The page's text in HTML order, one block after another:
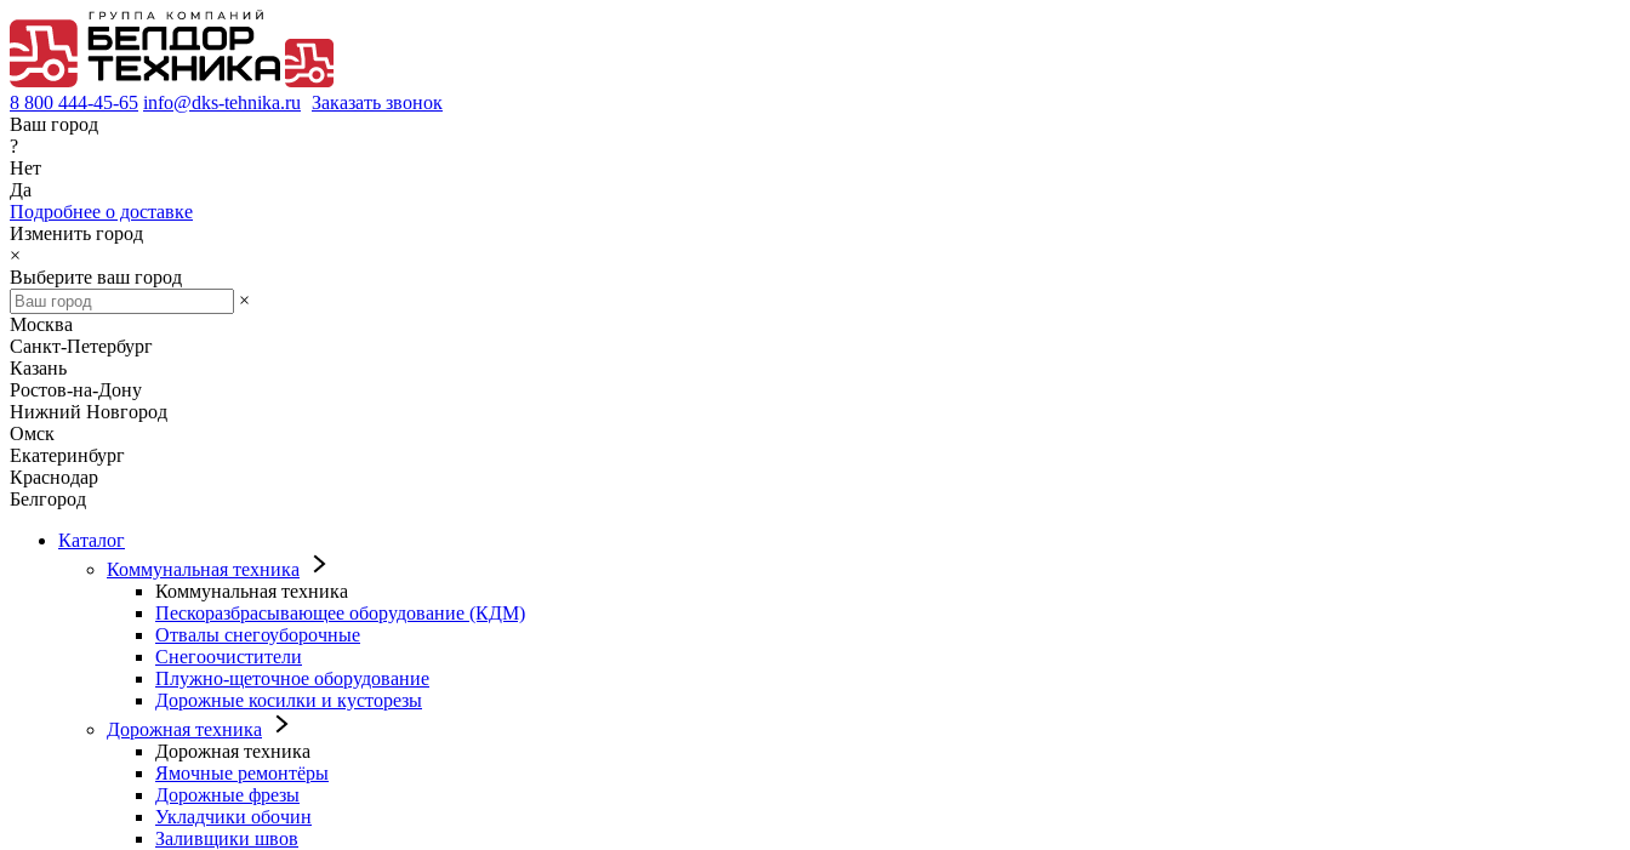
8 800 444-45-65 info@dks-tehnika.ru Заказать звонок
Ваш город
?
Нет
Да
Подробнее о доставке
Изменить город
×
Выберите ваш город
×
Москва
Санкт-Петербург
Казань
Ростов-на-Дону
Нижний Новгород
Омск
Екатеринбург
Краснодар
Белгород
Каталог
Коммунальная техника
Коммунальная техника
Пескоразбрасывающее оборудование (КДМ)
Отвалы снегоуборочные
Снегоочистители
Плужно-щеточное оборудование
Дорожные косилки и кусторезы
Дорожная техника
Дорожная техника
Ямочные ремонтёры
Дорожные фрезы
Укладчики обочин
Заливщики швов